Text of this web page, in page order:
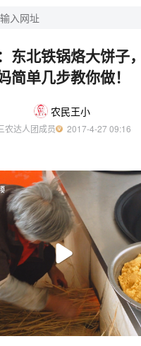
东北铁锅烙大饼子
简单几步教你做！
农民王小
农达人团成员
  2017-4-27 09:16